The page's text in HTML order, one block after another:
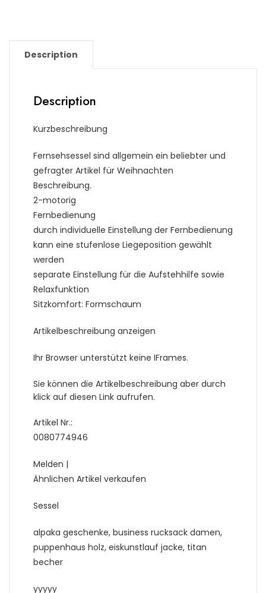
Description
Description
Kurzbeschreibung
Fernsehsessel sind allgemein ein beliebter und
gefragter Artikel für Weihnachten
Beschreibung.
2-motorig
Fernbedienung
durch individuelle Einstellung der Fernbedienung
kann eine stufenlose Liegeposition gewählt
werden
separate Einstellung für die Aufstehhilfe sowie
Relaxfunktion
Sitzkomfort: Formschaum
Artikelbeschreibung anzeigen
Ihr Browser unterstützt keine IFrames.
Sie können die Artikelbeschreibung aber durch
klick auf diesen Link aufrufen.
Artikel Nr.:
0080774946
Melden |
Ähnlichen Artikel verkaufen
Sessel
alpaka geschenke, business rucksack damen,
puppenhaus holz, eiskunstlauf jacke, titan
becher
yyyyy